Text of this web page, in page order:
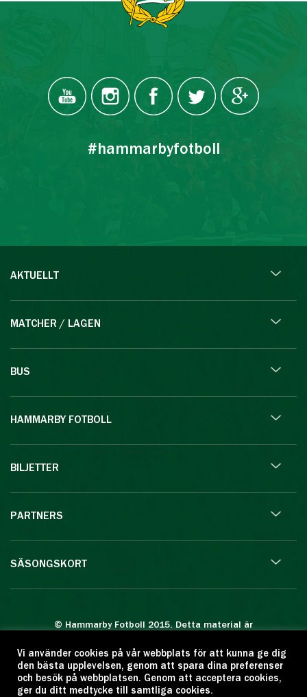
#hammarbyfotboll
AKTUELLT
MATCHER / LAGEN
BUS
HAMMARBY FOTBOLL
BILJETTER
PARTNERS
SÄSONGSKORT
© Hammarby Fotboll 2015. Detta material är
Eftertryck eller annan kopiering är förbjuden.
Citera oss gärna men ange källan:
www.hammarbyfotboll.se. Ansvarig utgivare:
Vi använder cookies på vår webbplats för att kunna ge dig
den bästa upplevelsen, genom att spara dina preferenser
och besök på webbplatsen. Genom att acceptera cookies,
ger du ditt medtycke till samtliga cookies.